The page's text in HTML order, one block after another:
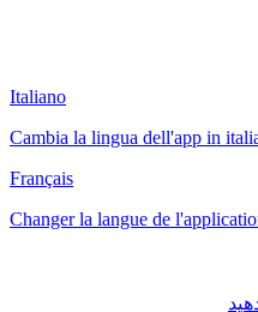
Italiano
Cambia la lingua dell'app in
Français
Changer la langue de